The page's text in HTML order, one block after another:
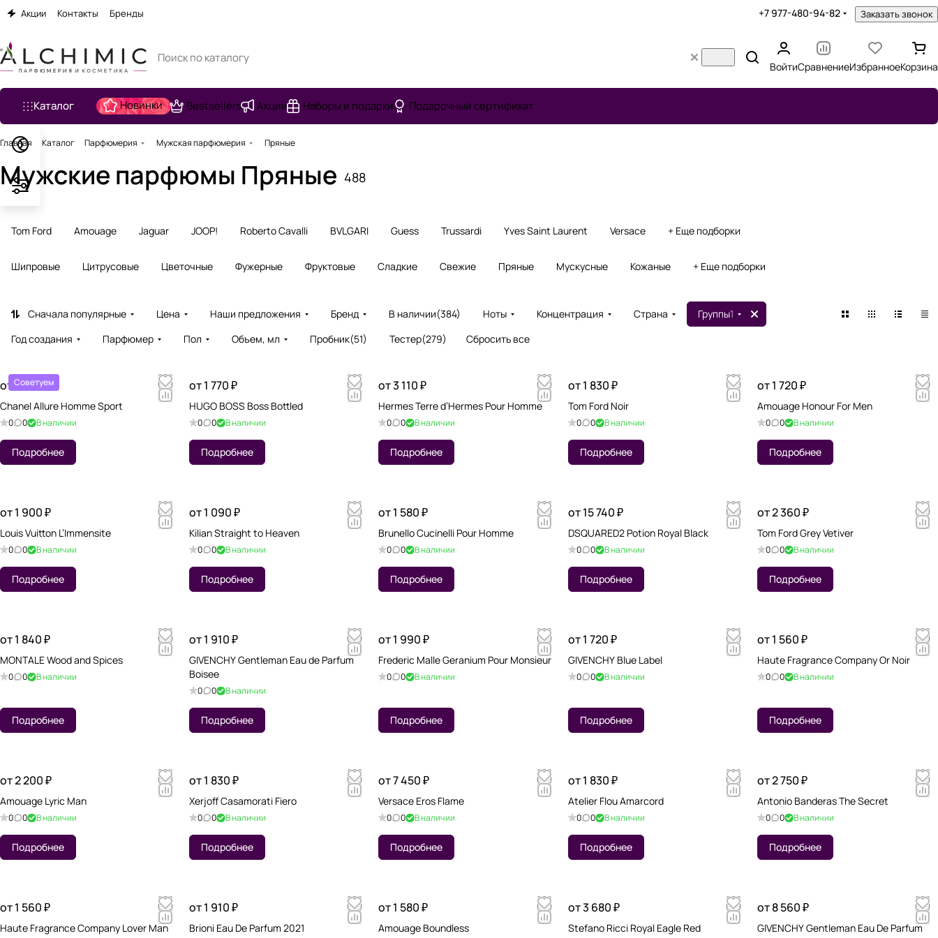
Акции Контакты Бренды +7 977-480-94-82 Заказать звонок
ВойтиСравнениеИзбранноеКорзина
Каталог Новинки Bestsellers Акции Наборы и подарки Подарочный сертификат
Главная Каталог Парфюмерия Мужская парфюмерия Пряные
Мужские парфюмы Пряные 488
Tom Ford Amouage Jaguar JOOP! Roberto Cavalli BVLGARI Guess Trussardi Yves Saint Laurent Versace + Еще подборки
Шипровые Цитрусовые Цветочные Фужерные Фруктовые Сладкие Свежие Пряные Мускусные Кожаные + Еще подборки
Сначала популярные Цена Наши предложения Бренд В наличии(384) Ноты Концентрация Страна Группы1
Год создания
Парфюмер Пол Объем, мл Пробник(51) Тестер(279) Сбросить все
Советуем
от 1 830 ₽
Chanel Allure Homme Sport
0 0 В наличии
Подробнее
от 1 770 ₽
HUGO BOSS Boss Bottled
0 0 В наличии
Подробнее
от 3 110 ₽
Hermes Terre d’Hermes Pour Homme
0 0 В наличии
Подробнее
от 1 830 ₽
Tom Ford Noir
0 0 В наличии
Подробнее
от 1 720 ₽
Amouage Honour For Men
0 0 В наличии
Подробнее
от 1 900 ₽
Louis Vuitton L’Immensite
0 0 В наличии
Подробнее
от 1 090 ₽
Kilian Straight to Heaven
0 0 В наличии
Подробнее
от 1 580 ₽
Brunello Cucinelli Pour Homme
0 0 В наличии
Подробнее
от 15 740 ₽
DSQUARED2 Potion Royal Black
0 0 В наличии
Подробнее
от 2 360 ₽
Tom Ford Grey Vetiver
0 0 В наличии
Подробнее
от 1 840 ₽
MONTALE Wood and Spices
0 0 В наличии
Подробнее
от 1 910 ₽
GIVENCHY Gentleman Eau de Parfum
Boisee
0 0 В наличии
Подробнее
от 1 990 ₽
Frederic Malle Geranium Pour Monsieur
0 0 В наличии
Подробнее
от 1 720 ₽
GIVENCHY Blue Label
0 0 В наличии
Подробнее
от 1 560 ₽
Haute Fragrance Company Or Noir
0 0 В наличии
Подробнее
от 2 200 ₽
Amouage Lyric Man
0 0 В наличии
Подробнее
от 1 830 ₽
Xerjoff Casamorati Fiero
0 0 В наличии
Подробнее
от 7 450 ₽
Versace Eros Flame
0 0 В наличии
Подробнее
от 1 830 ₽
Atelier Flou Amarcord
0 0 В наличии
Подробнее
от 2 750 ₽
Antonio Banderas The Secret
0 0 В наличии
Подробнее
от 1 560 ₽
Haute Fragrance Company Lover Man
от 1 910 ₽
Brioni Eau De Parfum 2021
от 1 580 ₽
Amouage Boundless
от 3 680 ₽
Stefano Ricci Royal Eagle Red
от 8 560 ₽
GIVENCHY Gentleman Eau De Parfum